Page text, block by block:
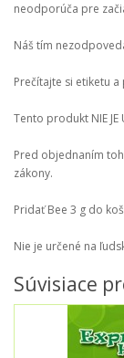
neodporúča pre
Náš tím
Prečítajte si etiketu
Tento produkt NIE JE
Pred objednaním
zákony.
Pridať Bee 3 g do
Nie je určené na
Súvisiace